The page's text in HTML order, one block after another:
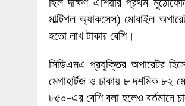
মাল্টিপল অ্যাকসেস) মোবাইল
হতো লাখ টাকার বেশি।
সিডিএমএ প্রযুক্তির অপারেটর
মেগাহার্টজ ও ঢাকায় ৮ দশমিক ৮২
৮৫০-এর বেশি বলা হলেও বর্তমানে